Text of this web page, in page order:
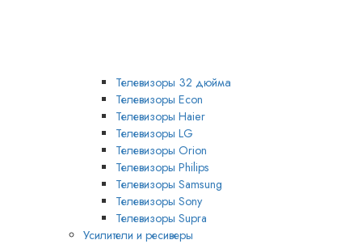
Телевизоры 32 дюйма
Телевизоры Econ
Телевизоры Haier
Телевизоры LG
Телевизоры Orion
Телевизоры Philips
Телевизоры Samsung
Телевизоры Sony
Телевизоры Supra
Усилители и ресиверы